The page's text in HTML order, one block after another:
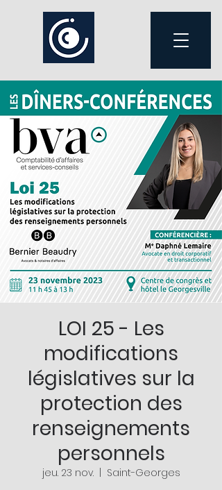
LOI 25 - Les
modifications
législatives sur la
protection des
renseignements
personnels
jeu. 23 nov.
  |
Saint-Georges